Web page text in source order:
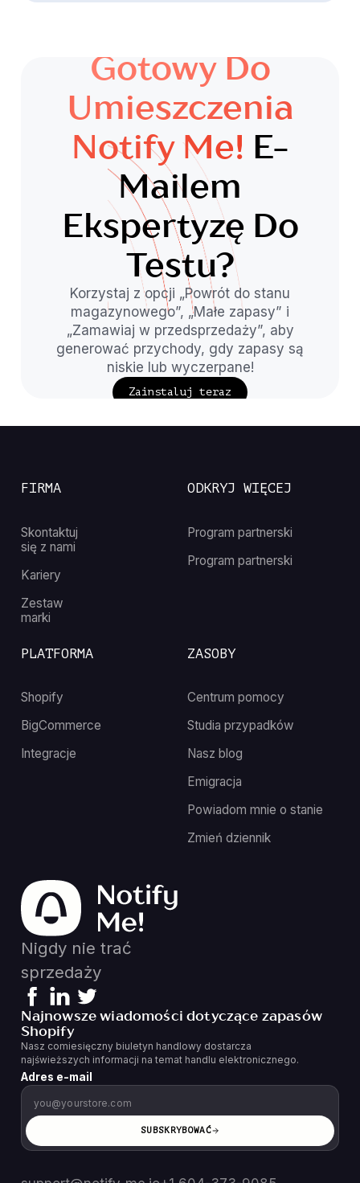
Gotowy Do
Umieszczenia
Notify Me! E-
Mailem
Ekspertyzę Do
Testu?
Korzystaj z opcji „Powrót do stanu
magazynowego”, „Małe zapasy” i
„Zamawiaj w przedsprzedaży”, aby
generować przychody, gdy zapasy są
niskie lub wyczerpane!
Zainstaluj teraz
FIRMA
Skontaktuj
się z nami
Kariery
Zestaw
marki
ZASOBY
Centrum pomocy
Studia przypadków
Nasz blog
Emigracja
Powiadom mnie o stanie
Zmień dziennik
ODKRYJ WIĘCEJ
Program partnerski
Program partnerski
PLATFORMA
Shopify
BigCommerce
Integracje
Nigdy nie trać
sprzedaży
Najnowsze wiadomości dotyczące zapasów
Shopify
Nasz comiesięczny biuletyn handlowy dostarcza
najświeższych informacji na temat handlu elektronicznego.
Adres e-mail
SUBSKRYBOWAĆ